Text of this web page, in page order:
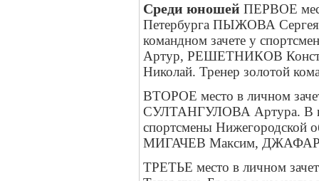
Среди юношей ПЕРВОЕ
Петербурга ПЫЖОВА
командном зачете у
Артур, РЕШЕТНИКОВ
Николай. Тренер золотой
ВТОРОЕ место в личном
СУЛТАНГУЛОВА Артура. В
спортсмены
МИГАЧЕВ Максим,
ТРЕТЬЕ место в личном